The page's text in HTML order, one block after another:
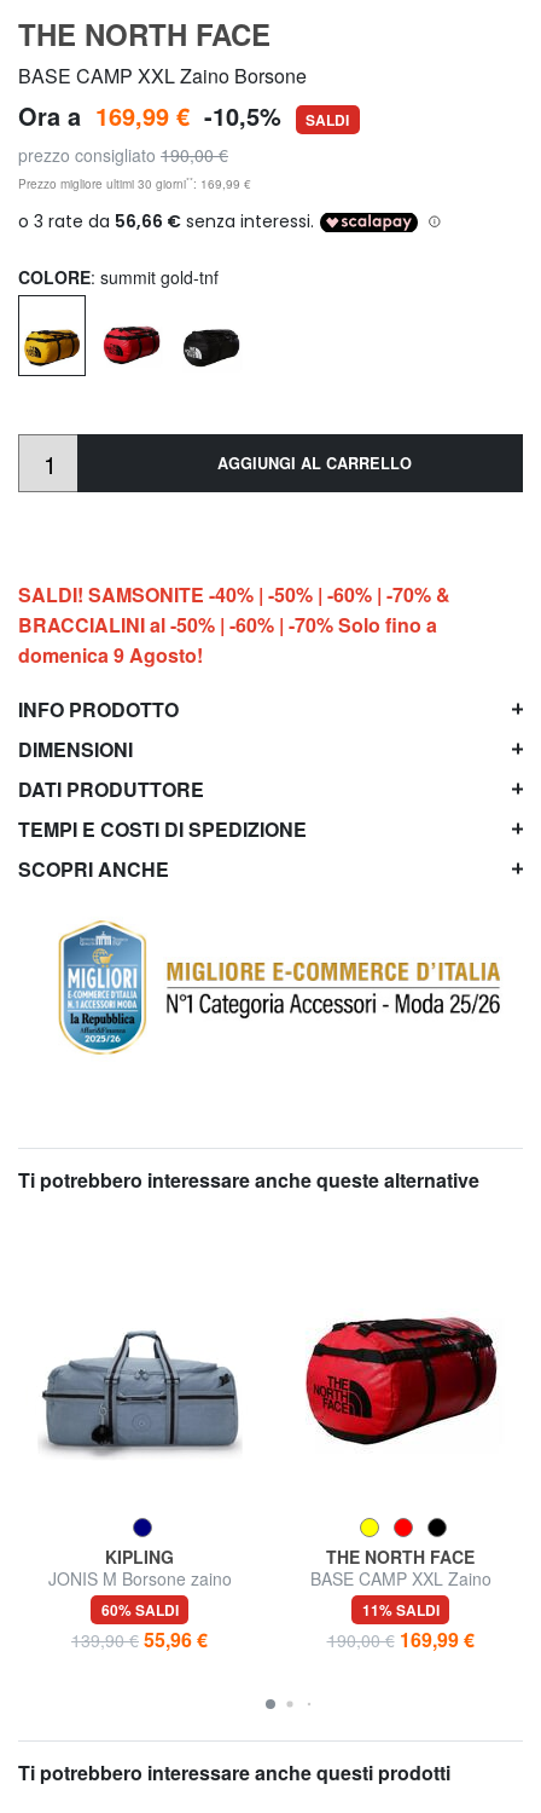
THE NORTH FACE
BASE CAMP XXL Zaino Borsone
Ora a 169,99 € -10,5% SALDI
prezzo consigliato 190,00 €
Prezzo migliore ultimi 30 giorni**: 169,99 €
COLORE: summit gold-tnf
AGGIUNGI AL CARRELLO
SALDI! SAMSONITE -40% | -50% | -60% | -70% &
BRACCIALINI al -50% | -60% | -70% Solo fino a
domenica 9 Agosto!
INFO PRODOTTO
DIMENSIONI
DATI PRODUTTORE
TEMPI E COSTI DI SPEDIZIONE
SCOPRI ANCHE
Ti potrebbero interessare anche queste alternative
KIPLING
JONIS M Borsone zaino
grande, porta pc 15"
60% SALDI
139,90 € 55,96 €
THE NORTH FACE
BASE CAMP XXL Zaino
Borsone
11% SALDI
190,00 € 169,99 €
Ti potrebbero interessare anche questi prodotti